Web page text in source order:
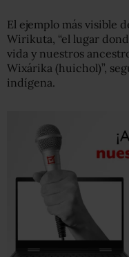
El ejemplo más visible
Wirikuta, “el lugar
vida y nuestros
Wixárika (huichol)”,
indígena.